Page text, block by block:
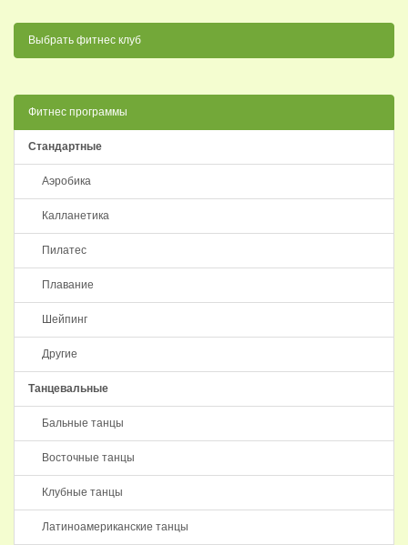
Выбрать фитнес клуб
Фитнес программы
Стандартные
Аэробика
Калланетика
Пилатес
Плавание
Шейпинг
Другие
Танцевальные
Бальные танцы
Восточные танцы
Клубные танцы
Латиноамериканские танцы